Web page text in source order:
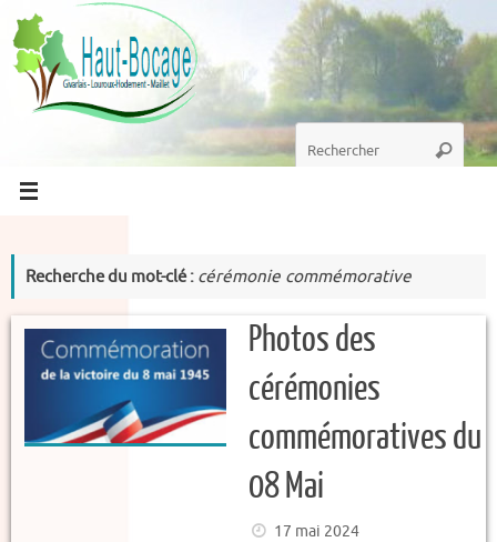
Passer
au
contenu
Recherche
pour
Recherche du mot-clé : cérémonie commémorative
Photos des
cérémonies
commémoratives du
08 Mai
17 mai 2024